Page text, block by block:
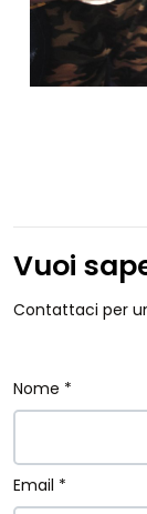
Vuoi
Contattaci per
Nome *
Email *